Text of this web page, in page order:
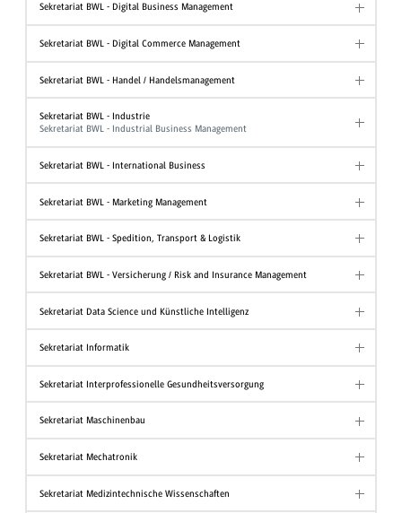
Sekretariat BWL - Digital Business Management
Sekretariat BWL - Digital Commerce Management
Sekretariat BWL - Handel / Handelsmanagement
Sekretariat BWL - Industrie
Sekretariat BWL - Industrial Business Management
Sekretariat BWL - International Business
Sekretariat BWL - Marketing Management
Sekretariat BWL - Spedition, Transport & Logistik
Sekretariat BWL - Versicherung / Risk and Insurance Management
Sekretariat Data Science und Künstliche Intelligenz
Sekretariat Informatik
Sekretariat Interprofessionelle Gesundheitsversorgung
Sekretariat Maschinenbau
Sekretariat Mechatronik
Sekretariat Medizintechnische Wissenschaften